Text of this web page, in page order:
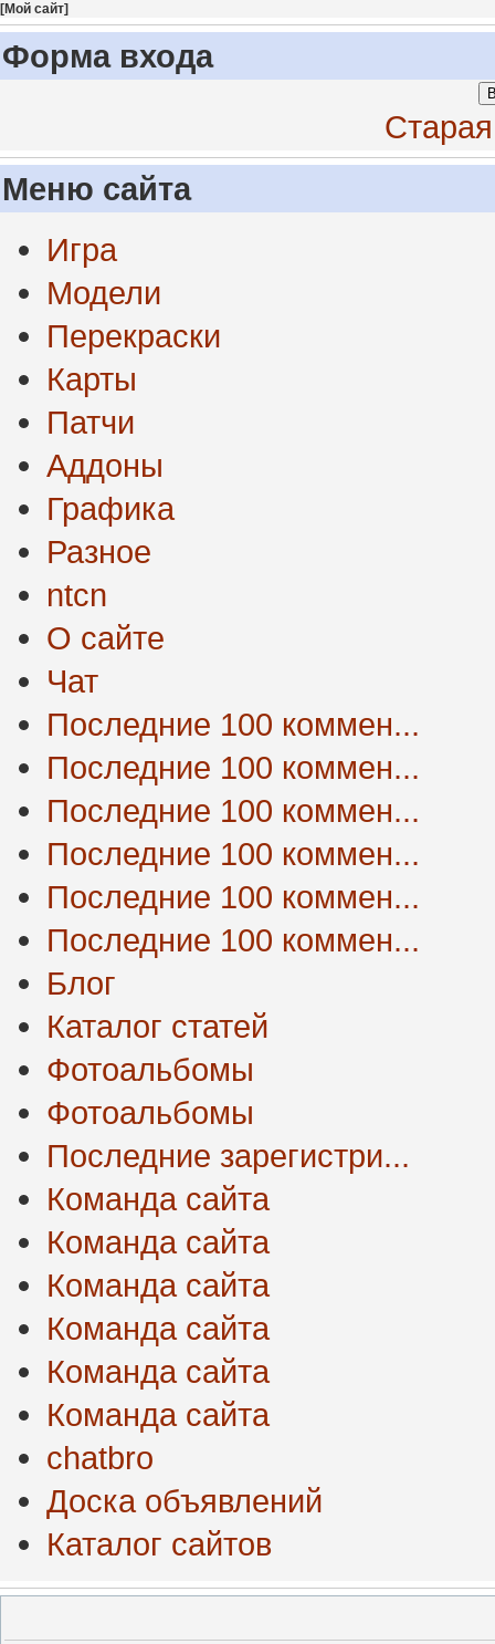
[Мой сайт]
Форма входа
Меню сайта
Игра
Модели
Перекраски
Карты
Патчи
Аддоны
Графика
Разное
ntcn
О сайте
Чат
Последние 100 коммен...
Последние 100 коммен...
Последние 100 коммен...
Последние 100 коммен...
Последние 100 коммен...
Последние 100 коммен...
Блог
Каталог статей
Фотоальбомы
Фотоальбомы
Последние зарегистри...
Команда сайта
Команда сайта
Команда сайта
Команда сайта
Команда сайта
Команда сайта
chatbro
Доска объявлений
Каталог сайтов